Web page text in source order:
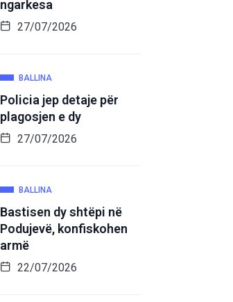
ngarkesa
27/07/2026
BALLINA
Policia jep detaje për
plagosjen e dy
27/07/2026
BALLINA
Bastisen dy shtëpi në
Podujevë, konfiskohen
armë
22/07/2026